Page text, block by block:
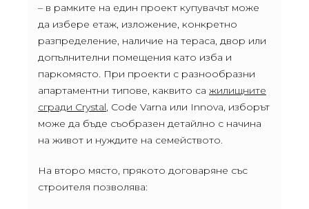
– в рамките на един проект купувачът може
да избере етаж, изложение, конкретно
разпределение, наличие на тераса, двор или
допълнителни помещения като изба и
паркомясто. При проекти с разнообразни
апартаментни типове, каквито са жилищните
сгради Crystal, Code Varna или Innova, изборът
може да бъде съобразен детайлно с начина
на живот и нуждите на семейството.
На второ място, прякото договаряне със
строителя позволява: